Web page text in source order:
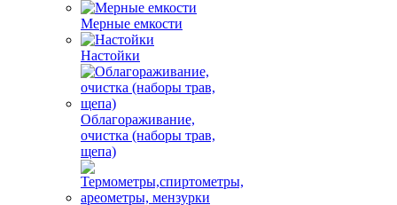
Мерные емкости
Настойки
Облагораживание,
очистка (наборы трав,
щепа)